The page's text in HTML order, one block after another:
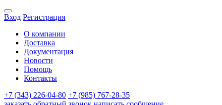
Вход Регистрация
О компании
Доставка
Документация
Новости
Помощь
Контакты
+7 (343) 226-04-80 +7 (985) 767-28-35